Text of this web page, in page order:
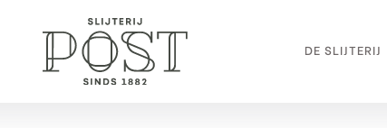
DE SLIJTERIJ